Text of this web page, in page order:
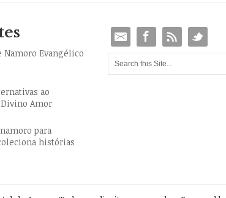
Namoro Evangélico
ao
Amor
para
histórias